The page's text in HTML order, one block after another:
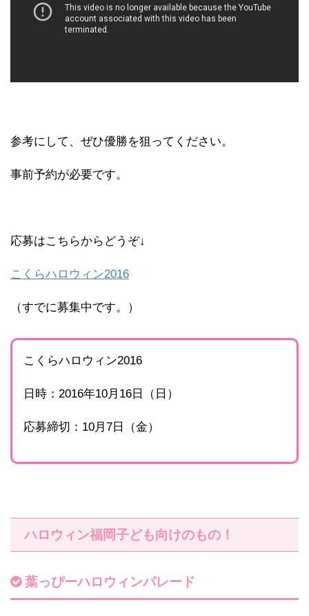
参考にして、ぜひ優勝を狙ってください。
事前予約が必要です。
応募はこちらからどうぞ↓
こくらハロウィン2016
（すでに募集中です。）
こくらハロウィン2016
日時：2016年10月16日（日）
応募締切：10月7日（金）
ハロウィン福岡子ども向けのもの！
葉っぴーハロウィンパレード